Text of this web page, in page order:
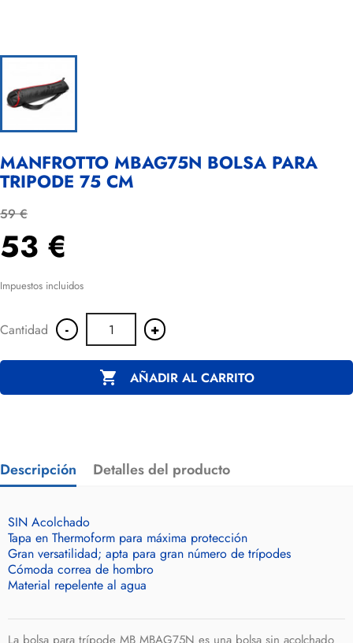
MANFROTTO MBAG75N BOLSA PARA
TRIPODE 75 CM
59 €
53 €
Impuestos incluidos
Cantidad - +
 AÑADIR AL CARRITO
Descripción Detalles del producto
SIN Acolchado
Tapa en Thermoform para máxima protección
Gran versatilidad; apta para gran número de trípodes
Cómoda correa de hombro
Material repelente al agua